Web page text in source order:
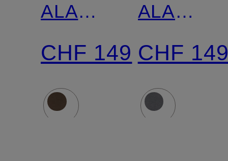
ALARIA_1
aus
Satin
CHF 149
aus
Satin
CHF